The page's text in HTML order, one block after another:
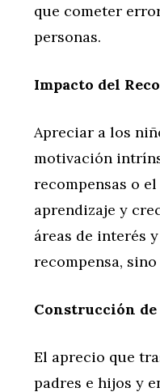
que cometer
personas.
Impacto del
Apreciar a los
motivación
recompensas o
aprendizaje y
áreas de interés
recompensa,
Construcción de
El aprecio que
padres e hijos y